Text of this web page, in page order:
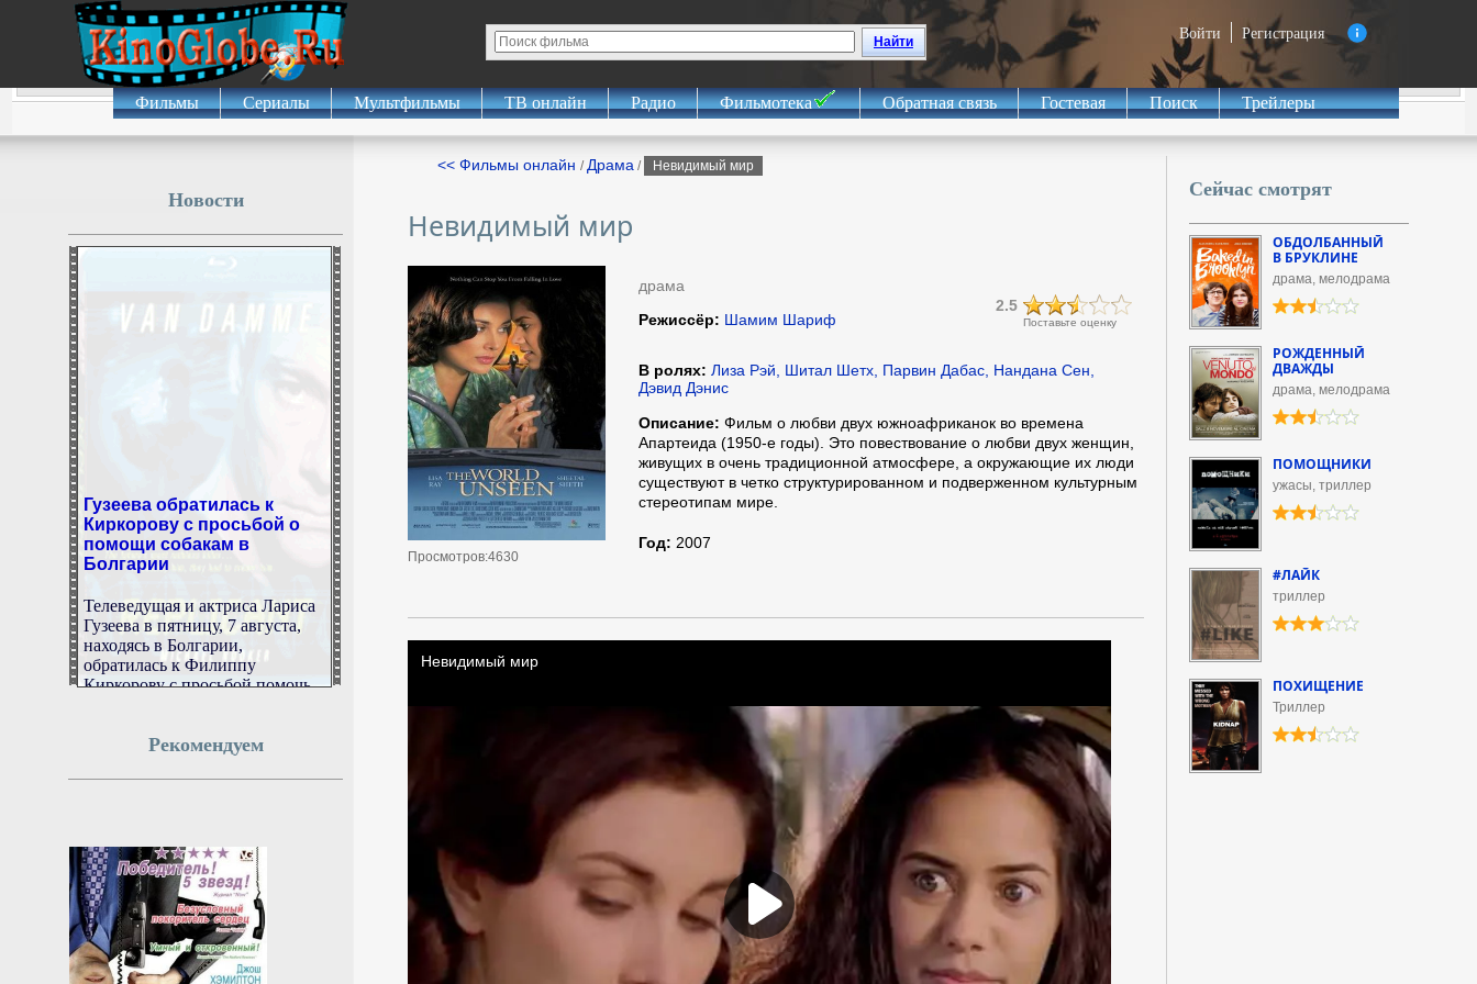
Войти Регистрация
Найти
Фильмы Сериалы Мультфильмы ТВ онлайн Радио Фильмотека Обратная связь Гостевая Поиск Трейлеры
<< Фильмы онлайн / Драма / Невидимый мир
Невидимый мир
Просмотров:4630
драма
Поставьте оценку
2.5
Режиссёр: Шамим Шариф
В ролях: Лиза Рэй, Шитал Шетх, Парвин Дабас, Нандана Сен,
Дэвид Дэнис
Описание: Фильм о любви двух южноафриканок во времена
Апартеида (1950-е годы). Это повествование о любви двух женщин,
живущих в очень традиционной атмосфере, а окружающие их люди
существуют в четко структурированном и подверженном культурным
стереотипам мире.
Год: 2007
Новости
Гузеева обратилась к
Киркорову с просьбой о
помощи собакам в
Болгарии
Гузеева в пятницу, 7 августа,
находясь в Болгарии,
обратилась к Филиппу
Киркорову с просьбой помочь
бездомным собакам.
выходных из-за триатлона
и концерта
Из-за спортивного
мероприятия и концерта
перекроют движение на северо-
западе, западе и в центре
Рекомендуем
Сейчас смотрят
ОБДОЛБАННЫЙ
В БРУКЛИНЕ
драма, мелодрама
РОЖДЕННЫЙ
ДВАЖДЫ
драма, мелодрама
ПОМОЩНИКИ
ужасы, триллер
#ЛАЙК
триллер
ПОХИЩЕНИЕ
Триллер